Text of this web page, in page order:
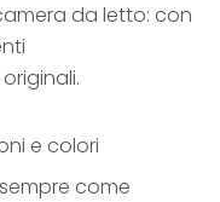
da letto: con
e colori
come